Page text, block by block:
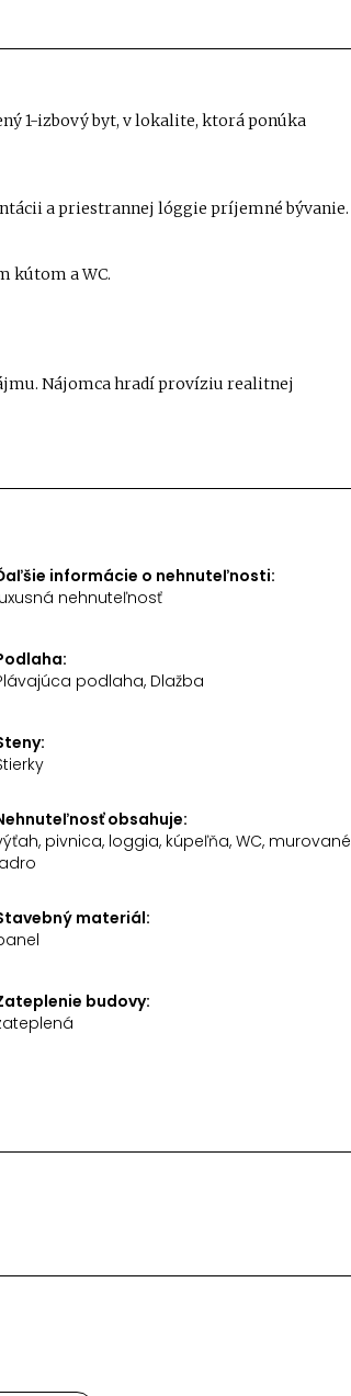
1-izbový byt, v lokalite, ktorá ponúka
a priestrannej lóggie príjemné bývanie.
kútom a WC.
Nájomca hradí províziu realitnej
informácie o nehnuteľnosti:
nehnuteľnosť
podlaha, Dlažba
obsahuje:
pivnica, loggia, kúpeľňa, WC, murované
materiál:
budovy: